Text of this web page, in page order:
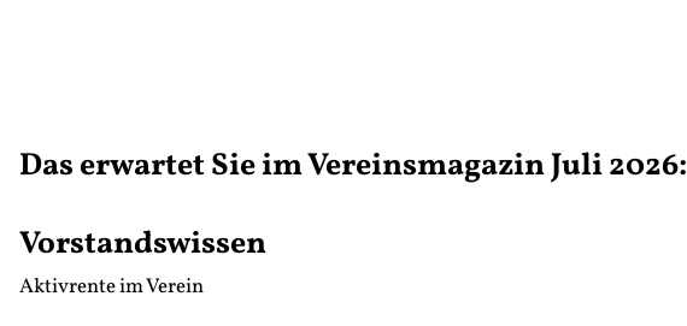
Das erwartet Sie im Vereinsmagazin Juli 2026:
Vorstandswissen
Aktivrente im Verein